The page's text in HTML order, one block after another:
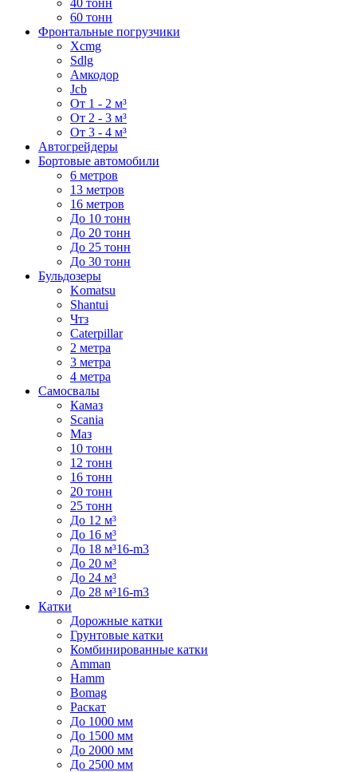
60 тонн
Фронтальные погрузчики
Xcmg
Sdlg
Амкодор
Jcb
От 1 - 2 м³
От 2 - 3 м³
От 3 - 4 м³
Автогрейдеры
Бортовые автомобили
6 метров
13 метров
16 метров
До 10 тонн
До 20 тонн
До 25 тонн
До 30 тонн
Бульдозеры
Komatsu
Shantui
Чтз
Caterpillar
2 метра
3 метра
4 метра
Самосвалы
Камаз
Scania
Маз
10 тонн
12 тонн
16 тонн
20 тонн
25 тонн
До 12 м³
До 16 м³
До 18 м³16-m3
До 20 м³
До 24 м³
До 28 м³16-m3
Катки
Дорожные катки
Грунтовые катки
Комбинированные катки
Amman
Hamm
Bomag
Раскат
До 1000 мм
До 1500 мм
До 2000 мм
До 2500 мм